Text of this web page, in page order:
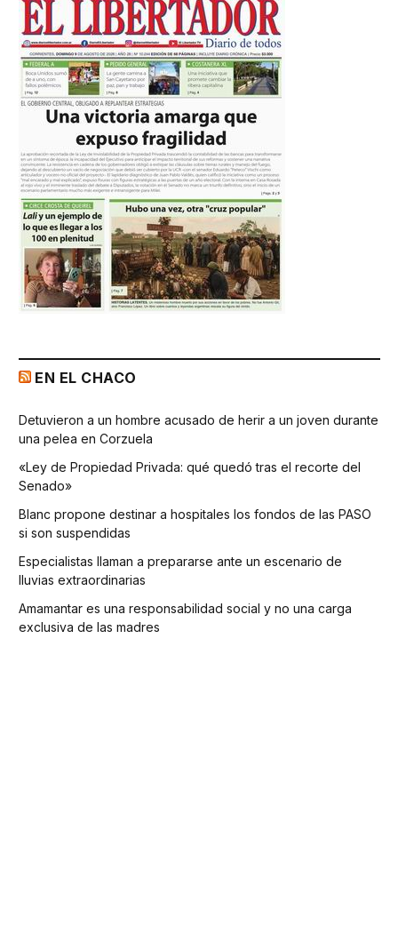
EN EL CHACO
Detuvieron a un hombre acusado de herir a un joven durante
una pelea en Corzuela
«Ley de Propiedad Privada: qué quedó tras el recorte del
Senado»
Blanc propone destinar a hospitales los fondos de las PASO
si son suspendidas
Especialistas llaman a prepararse ante un escenario de
lluvias extraordinarias
Amamantar es una responsabilidad social y no una carga
exclusiva de las madres